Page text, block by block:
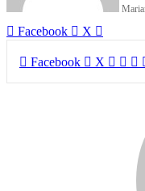
Facebook X
Facebook X